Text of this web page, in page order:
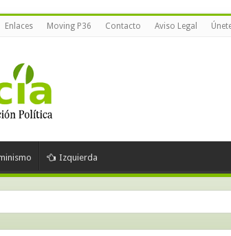
Enlaces Moving P36 Contacto Aviso Legal
Izquierda